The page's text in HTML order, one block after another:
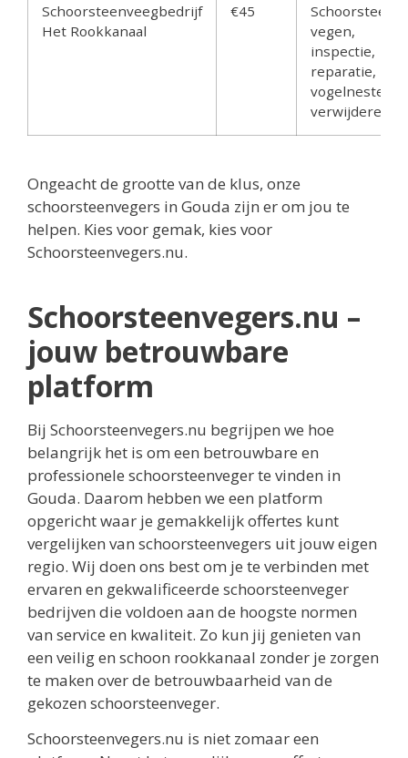
Schoorsteenveegbedrijf
Het Rookkanaal
€45
Schoorsteen
vegen,
inspectie,
reparatie,
vogelnesten
verwijderen
Ongeacht de grootte van de klus, onze
schoorsteenvegers in Gouda zijn er om jou te
helpen. Kies voor gemak, kies voor
Schoorsteenvegers.nu.
Schoorsteenvegers.nu –
jouw betrouwbare
platform
Bij Schoorsteenvegers.nu begrijpen we hoe
belangrijk het is om een betrouwbare en
professionele schoorsteenveger te vinden in
Gouda. Daarom hebben we een platform
opgericht waar je gemakkelijk offertes kunt
vergelijken van schoorsteenvegers uit jouw eigen
regio. Wij doen ons best om je te verbinden met
ervaren en gekwalificeerde schoorsteenveger
bedrijven die voldoen aan de hoogste normen
van service en kwaliteit. Zo kun jij genieten van
een veilig en schoon rookkanaal zonder je zorgen
te maken over de betrouwbaarheid van de
gekozen schoorsteenveger.
Schoorsteenvegers.nu is niet zomaar een